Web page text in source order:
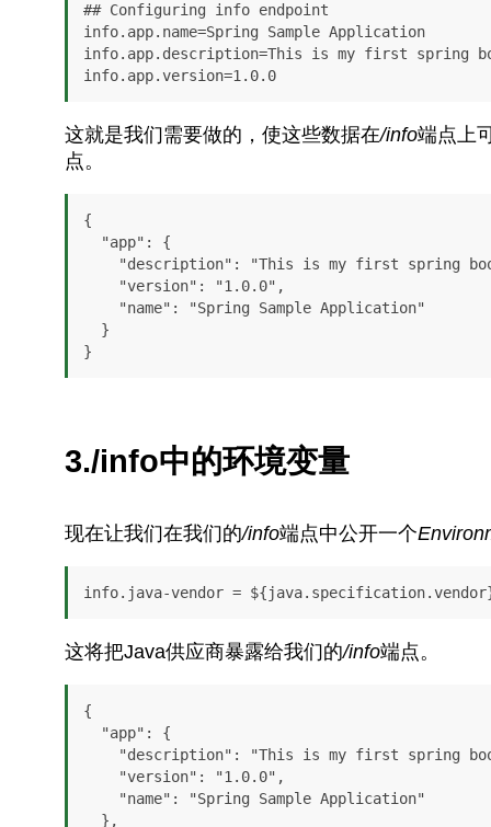
## Configuring info endpoint
info.app.name=Spring Sample Application
info.app.description=This is my first spring
info.app.version=1.0.0
这就是我们需要做的，使这些数据在/info端点上
点。
{
}
3./info中的环境变量
现在让我们在我们的/info端点中公开一个
info.java-vendor =
这将把Java供应商暴露给我们的/info端点。
{